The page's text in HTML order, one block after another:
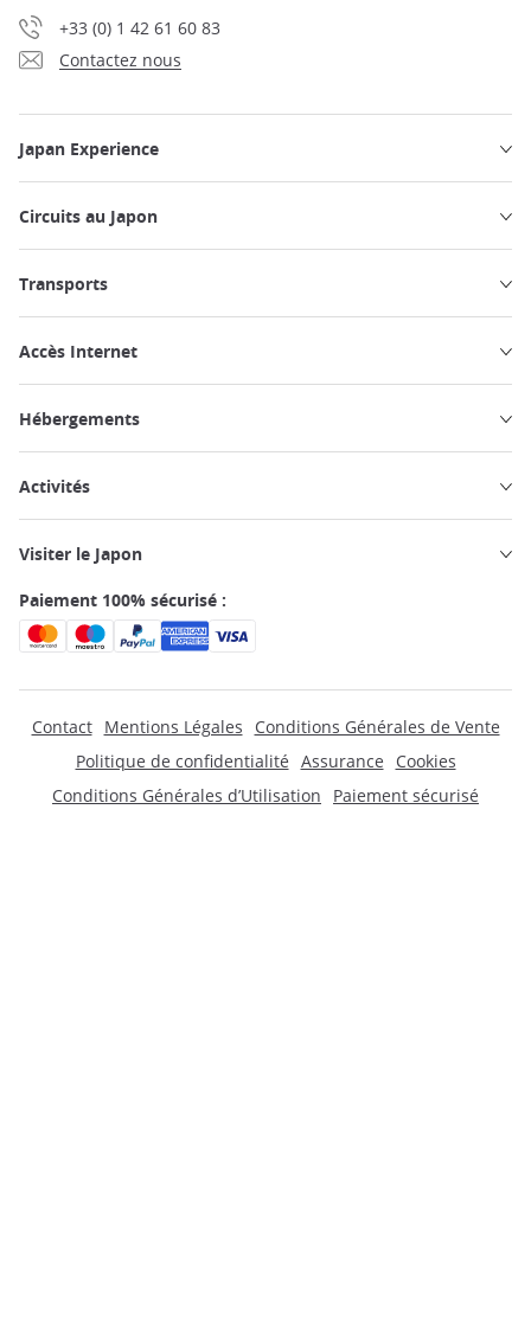
+33 (0) 1 42 61 60 83
Contactez nous
Japan Experience
Circuits au Japon
Transports
Accès Internet
Hébergements
Activités
Visiter le Japon
Paiement 100% sécurisé :
Contact Mentions Légales
Conditions Générales de Vente
Politique de confidentialité Assurance
Cookies
Conditions Générales d’Utilisation
Paiement sécurisé